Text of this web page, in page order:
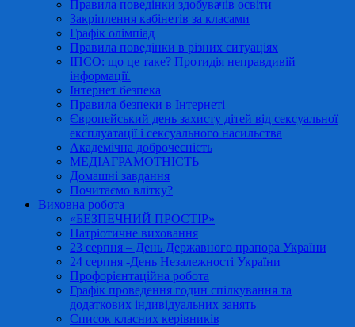
Правила поведінки здобувачів освіти
Закріплення кабінетів за класами
Графік олімпіад
Правила поведінки в різних ситуаціях
ІПСО: що це таке? Протидія неправдивій
інформації.
Інтернет безпека
Правила безпеки в Інтернеті
Європейський день захисту дітей від сексуальної
експлуатації і сексуального насильства
Академічна доброчесність
МЕДІАГРАМОТНІСТЬ
Домашні завдання
Почитаємо влітку?
Виховна робота
«БЕЗПЕЧНИЙ ПРОСТІР»
Патріотичне виховання
23 серпня – День Державного прапора України
24 серпня -День Незалежності України
Профорієнтаційна робота
Графік проведення годин спілкування та
додаткових індивідуальних занять
Список класних керівників